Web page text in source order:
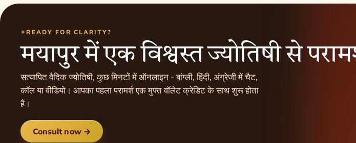
READY FOR CLARITY?
मयापुर में एक विश्वस्त ज्योतिषी से
सत्यापित वैदिक ज्योतिषी, कुछ मिनटों में ऑनलाइन - बांग्ली, हिंदी, अंग्रेजी में चैट,
कॉल या वीडियो। आपका पहला परामर्श एक मुफ्त वॉलेट क्रेडिट के साथ शुरू होता
है।
Consult now →